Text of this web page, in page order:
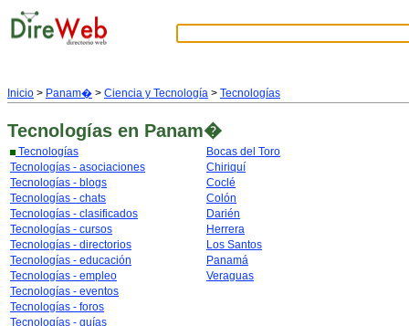
Inicio > Panam� > Ciencia y Tecnología > Tecnologías
Tecnologías en Panam�
Tecnologías
Tecnologías - asociaciones
Tecnologías - blogs
Tecnologías - chats
Tecnologías - clasificados
Tecnologías - cursos
Tecnologías - directorios
Tecnologías - educación
Tecnologías - empleo
Tecnologías - eventos
Tecnologías - foros
Tecnologías - guías
Bocas del Toro
Chiriquí
Coclé
Colón
Darién
Herrera
Los Santos
Panamá
Veraguas